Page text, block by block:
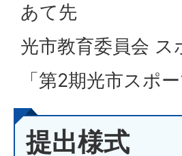
あて先
光市教育委員会 ス
「第2期光市スポ
提出様式